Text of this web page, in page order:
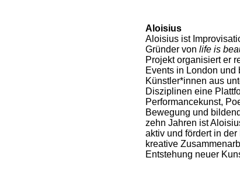
Aloisius
Aloisius ist
Gründer vonlife is
Projekt organisiert er
Events in London und
Künstler*innen aus
Disziplinen eine
Performancekunst,
Bewegung und
zehn Jahren ist
aktiv und fördert in
kreative
Entstehung neuer